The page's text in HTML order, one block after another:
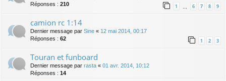
Réponses : 210 1 6 7 8 9
camion rc 1:14
Dernier message par Sine « 12 mai 2014, 00:17
Réponses : 62 1 2 3
Touran et funboard
Dernier message par rasta « 01 avr. 2014, 10:12
Réponses : 14